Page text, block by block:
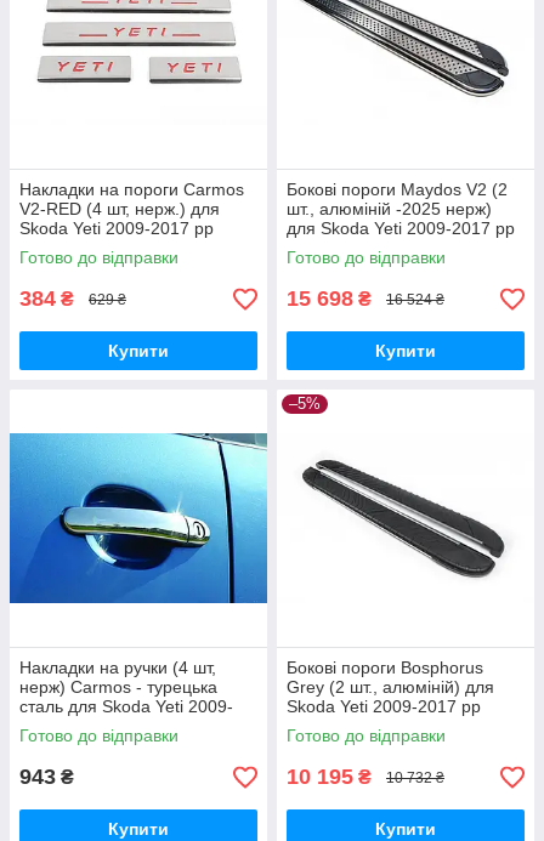
Накладки на пороги Carmos
V2-RED (4 шт, нерж.) для
Skoda Yeti 2009-2017 рр
Готово до відправки
384 ₴ 629 ₴
Купити
Бокові пороги Maydos V2 (2
шт., алюміній -2025 нерж)
для Skoda Yeti 2009-2017 рр
Готово до відправки
15 698 ₴ 16 524 ₴
Купити
Накладки на ручки (4 шт,
нерж) Carmos - турецька
сталь для Skoda Yeti 2009-
2017 рр
Готово до відправки
943 ₴
Купити
–5%
Бокові пороги Bosphorus
Grey (2 шт., алюміній) для
Skoda Yeti 2009-2017 рр
Готово до відправки
10 195 ₴ 10 732 ₴
Купити